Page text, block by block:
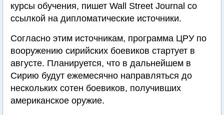
курсы обучения, пишет Wall Street Journal со
ссылкой на дипломатические источники.
Согласно этим источникам, программа ЦРУ по
вооружению сирийских боевиков стартует в
августе. Планируется, что в дальнейшем в
Сирию будут ежемесячно направляться до
нескольких сотен боевиков, получивших
американское оружие.